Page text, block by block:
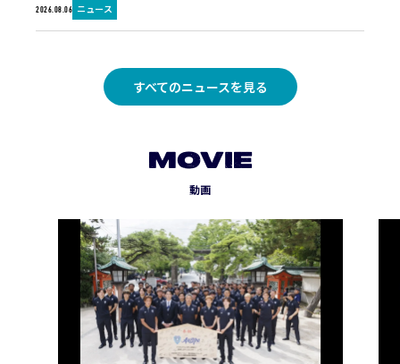
2026.08.06 ニュース
すべてのニュースを見る
MOVIE
動画